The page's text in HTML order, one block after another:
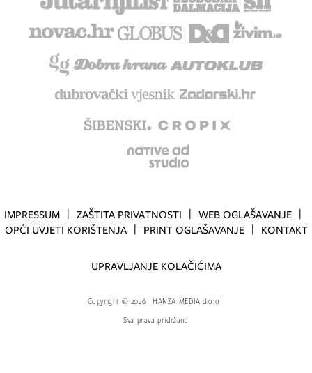
IMPRESSUM ZAŠTITA PRIVATNOSTI
WEB OGLAŠAVANJE
OPĆI UVJETI KORIŠTENJA
PRINT OGLAŠAVANJE KONTAKT
UPRAVLJANJE KOLAČIĆIMA
Copyright © 2026.
HANZA MEDIA d.o.o
Sva prava pridržana